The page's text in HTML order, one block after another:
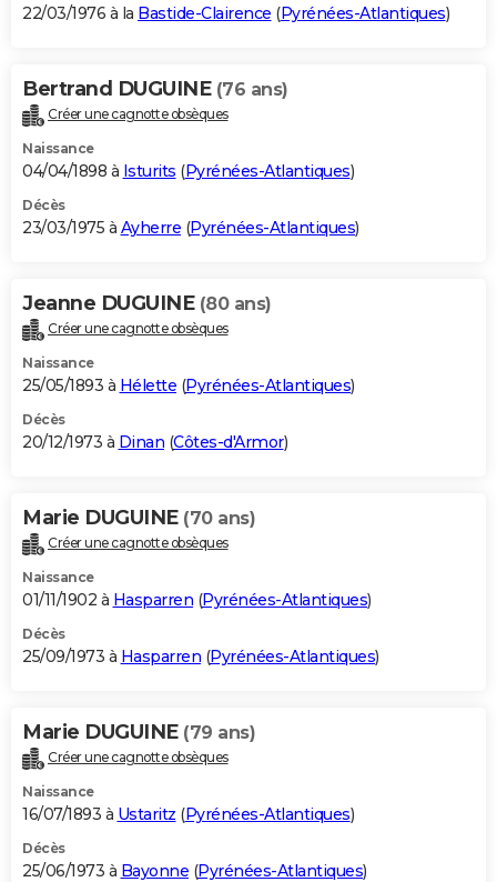
22/03/1976 à la Bastide-Clairence (Pyrénées-Atlantiques)
Bertrand DUGUINE (76 ans)
Créer une cagnotte obsèques
Naissance
04/04/1898 à Isturits (Pyrénées-Atlantiques)
Décès
23/03/1975 à Ayherre (Pyrénées-Atlantiques)
Jeanne DUGUINE (80 ans)
Créer une cagnotte obsèques
Naissance
25/05/1893 à Hélette (Pyrénées-Atlantiques)
Décès
20/12/1973 à Dinan (Côtes-d'Armor)
Marie DUGUINE (70 ans)
Créer une cagnotte obsèques
Naissance
01/11/1902 à Hasparren (Pyrénées-Atlantiques)
Décès
25/09/1973 à Hasparren (Pyrénées-Atlantiques)
Marie DUGUINE (79 ans)
Créer une cagnotte obsèques
Naissance
16/07/1893 à Ustaritz (Pyrénées-Atlantiques)
Décès
25/06/1973 à Bayonne (Pyrénées-Atlantiques)